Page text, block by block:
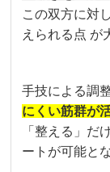
この双方に対
えられる点 が
手技による調
にくい筋群が
「整える」だ
ートが可能と